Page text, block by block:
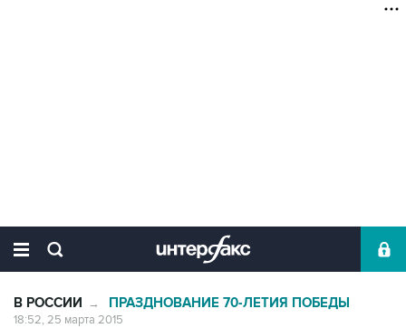
В РОССИИ → ПРАЗДНОВАНИЕ 70-ЛЕТИЯ ПОБЕДЫ
18:52, 25 марта 2015